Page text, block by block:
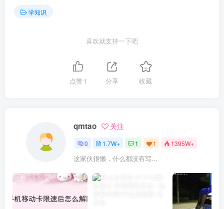
学知识
喜欢就支持一下吧
点赞1 分享 收藏
qmtao 关注
0 1.7W+ 1 1 1395W+
这家伙很懒，什么都没有写...